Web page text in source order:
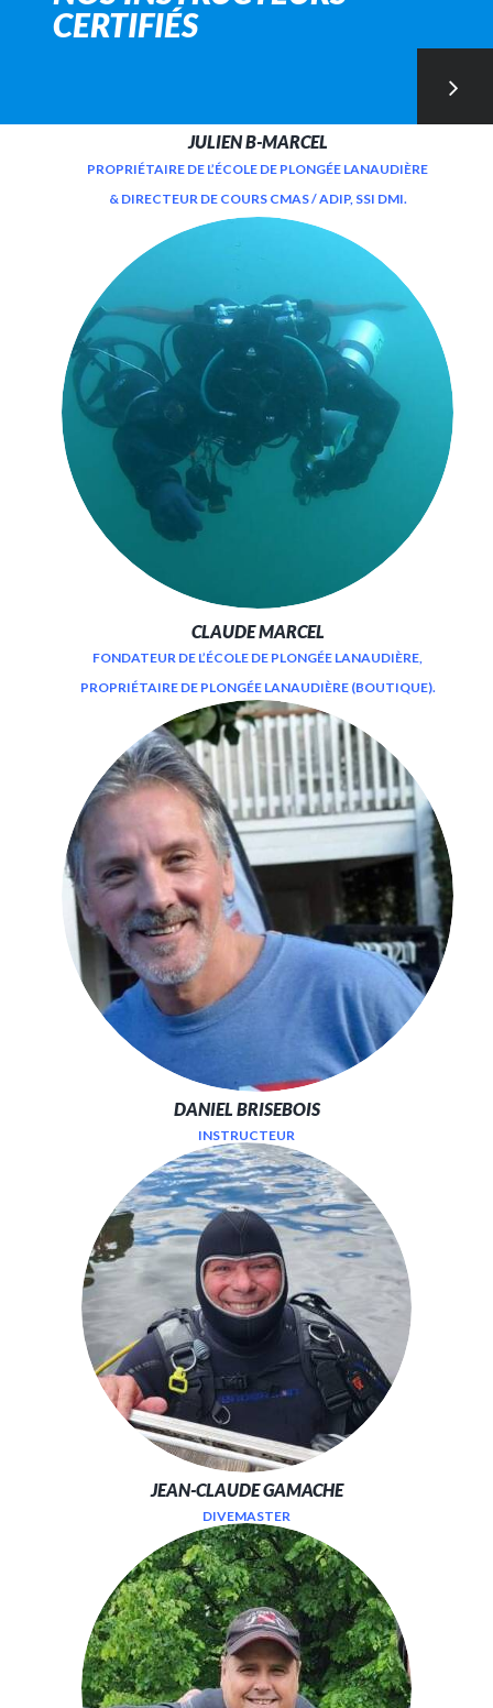
CERTIFIÉS
JULIEN B-MARCEL
PROPRIÉTAIRE DE L’ÉCOLE DE PLONGÉE LANAUDIÈRE
& DIRECTEUR DE COURS CMAS / ADIP, SSI DMI.
CLAUDE MARCEL
FONDATEUR DE L’ÉCOLE DE PLONGÉE LANAUDIÈRE,
PROPRIÉTAIRE DE PLONGÉE LANAUDIÈRE (BOUTIQUE).
DANIEL BRISEBOIS
INSTRUCTEUR
JEAN-CLAUDE GAMACHE
DIVEMASTER